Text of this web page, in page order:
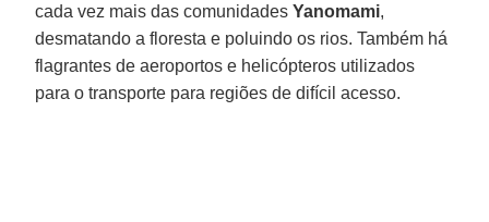
cada vez mais das comunidadesYanomami,
desmatando a floresta e poluindo os rios. Também há
flagrantes de aeroportos e helicópteros utilizados
para o transporte para regiões de difícil acesso.